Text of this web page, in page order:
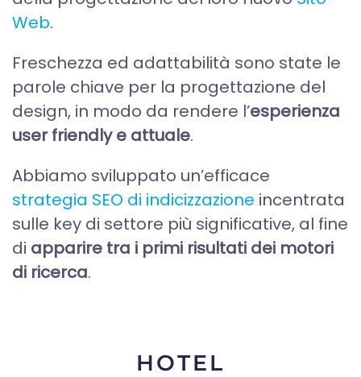
Web.
Freschezza ed adattabilità sono state le
parole chiave per la progettazione del
design, in modo da rendere l’esperienza
user friendly e attuale.
Abbiamo sviluppato un’efficace
strategia SEO di indicizzazione incentrata
sulle key di settore più significative, al fine
di apparire tra i primi risultati dei motori
di ricerca.
HOTEL